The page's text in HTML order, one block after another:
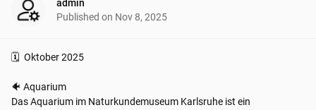
admin
Published on Nov 8, 2025
🗓️  Oktober 2025
🐠 Aquarium
Das Aquarium im Naturkundemuseum Karlsruhe ist ein